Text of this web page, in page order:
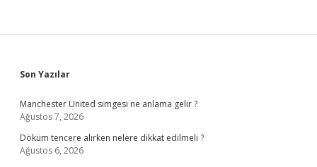
Sidebar
Son Yazılar
Manchester United simgesi ne anlama gelir ?
Ağustos 7, 2026
Döküm tencere alırken nelere dikkat edilmeli ?
Ağustos 6, 2026